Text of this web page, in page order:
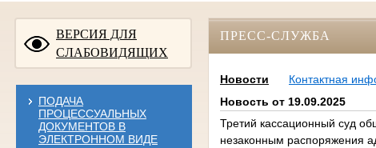
ВЕРСИЯ ДЛЯ
СЛАБОВИДЯЩИХ
ПОДАЧА
ПРОЦЕССУАЛЬНЫХ
ДОКУМЕНТОВ В
ЭЛЕКТРОННОМ ВИДЕ
ПРЕСС-СЛУЖБА
Новости
Контактная
Новость от 19.09.2025
Третий кассационный суд
незаконным распоряжения